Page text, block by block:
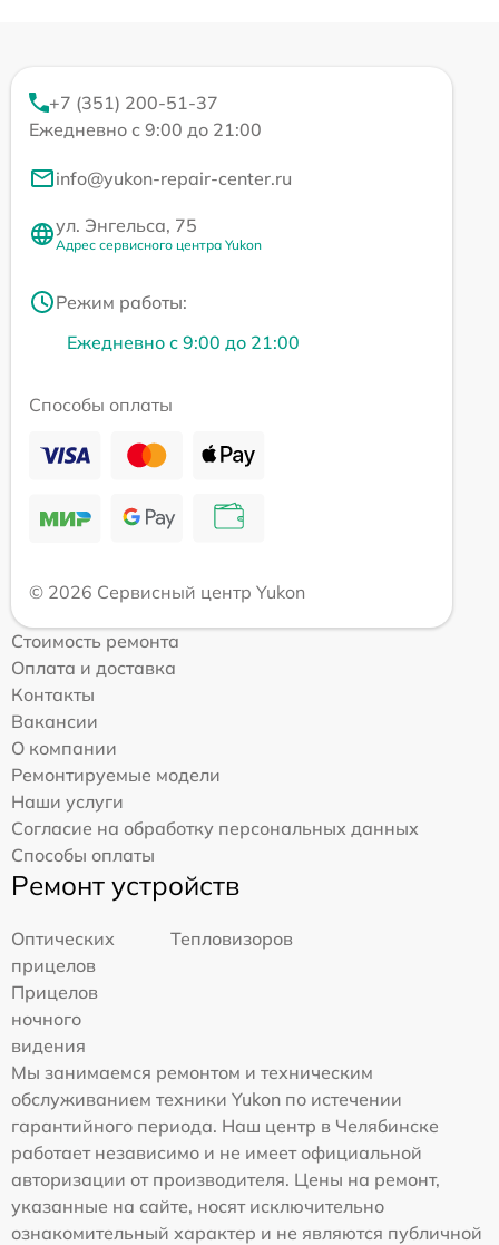
+7 (351) 200-51-37
Ежедневно с 9:00 до 21:00
info@yukon-repair-center.ru
ул. Энгельса, 75
Адрес сервисного центра Yukon
Режим работы:
Ежедневно с 9:00 до 21:00
Способы оплаты
© 2026 Сервисный центр Yukon
Стоимость ремонта
Оплата и доставка
Контакты
Вакансии
О компании
Ремонтируемые модели
Наши услуги
Согласие на обработку персональных данных
Способы оплаты
Ремонт устройств
Оптических
прицелов
Тепловизоров
Прицелов
ночного
видения
Мы занимаемся ремонтом и техническим
обслуживанием техники Yukon по истечении
гарантийного периода. Наш центр в Челябинске
работает независимо и не имеет официальной
авторизации от производителя. Цены на ремонт,
указанные на сайте, носят исключительно
ознакомительный характер и не являются публичной